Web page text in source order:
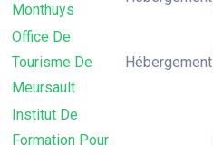
Monthuys
Office De
Tourisme De
Meursault
Hébergement
Institut De
Formation Pour